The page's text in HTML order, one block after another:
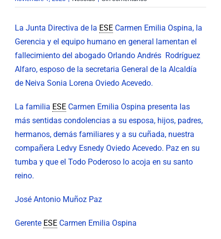
La Junta Directiva de la ESE Carmen Emilia Ospina, la
Gerencia y el equipo humano en general lamentan el
fallecimiento del abogado Orlando Andrés Rodríguez
Alfaro, esposo de la secretaria General de la Alcaldía
de Neiva Sonia Lorena Oviedo Acevedo.
La familia ESE Carmen Emilia Ospina presenta las
más sentidas condolencias a su esposa, hijos, padres,
hermanos, demás familiares y a su cuñada, nuestra
compañera Ledvy Esnedy Oviedo Acevedo. Paz en su
tumba y que el Todo Poderoso lo acoja en su santo
reino.
José Antonio Muñoz Paz
Gerente ESE Carmen Emilia Ospina